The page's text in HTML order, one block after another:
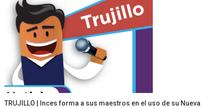
TRUJILLO | Inces forma a sus maestros en el uso de su Nueva